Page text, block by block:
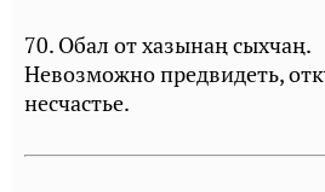
70. Обал от хазынаң сыхчаң.
Невозможно предвидеть,
несчастье.